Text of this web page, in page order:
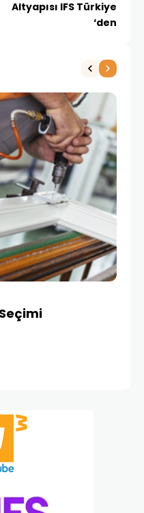
Altyapısı IFS Türkiye
‘den